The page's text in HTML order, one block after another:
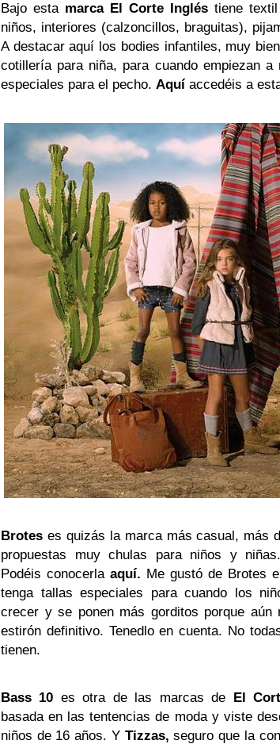
Bajo esta marca El Corte Inglés tiene
niños, interiores (calzoncillos, braguitas),
A destacar aquí los bodies infantiles, muy
cotillería para niña, para cuando empiezan a
especiales para el pecho. Aquí accedéis a
Brotes es quizás la marca más casual, más
propuestas muy chulas para niños y
Podéis conocerla aquí. Me gustó de Brotes
tenga tallas especiales para cuando los
crecer y se ponen más gorditos porque aún
estirón definitivo. Tenedlo en cuenta. No
tienen.
Bass 10 es otra de las marcas de El
basada en las tentencias de moda y viste
niños de 16 años. Y Tizzas, seguro que la